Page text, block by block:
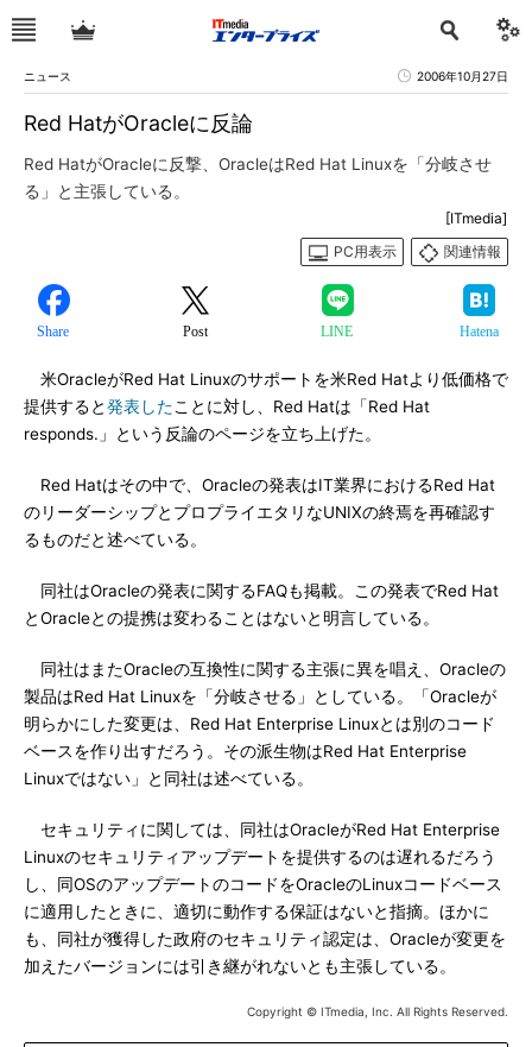
ニュース 2006年10月27日
Red HatがOracleに反論
Red HatがOracleに反撃、OracleはRed Hat Linuxを「分岐させ
る」と主張している。
[ITmedia]
PC用表示
関連情報
Share Post LINE Hatena
米OracleがRed Hat Linuxのサポートを米Red Hatより低価格で
提供すると発表したことに対し、Red Hatは「Red Hat
responds.」という反論のページを立ち上げた。
Red Hatはその中で、Oracleの発表はIT業界におけるRed Hat
のリーダーシップとプロプライエタリなUNIXの終焉を再確認す
るものだと述べている。
同社はOracleの発表に関するFAQも掲載。この発表でRed Hat
とOracleとの提携は変わることはないと明言している。
同社はまたOracleの互換性に関する主張に異を唱え、Oracleの
製品はRed Hat Linuxを「分岐させる」としている。「Oracleが
明らかにした変更は、Red Hat Enterprise Linuxとは別のコード
ベースを作り出すだろう。その派生物はRed Hat Enterprise
Linuxではない」と同社は述べている。
セキュリティに関しては、同社はOracleがRed Hat Enterprise
Linuxのセキュリティアップデートを提供するのは遅れるだろう
し、同OSのアップデートのコードをOracleのLinuxコードベース
に適用したときに、適切に動作する保証はないと指摘。ほかに
も、同社が獲得した政府のセキュリティ認定は、Oracleが変更を
加えたバージョンには引き継がれないとも主張している。
Copyright © ITmedia, Inc. All Rights Reserved.